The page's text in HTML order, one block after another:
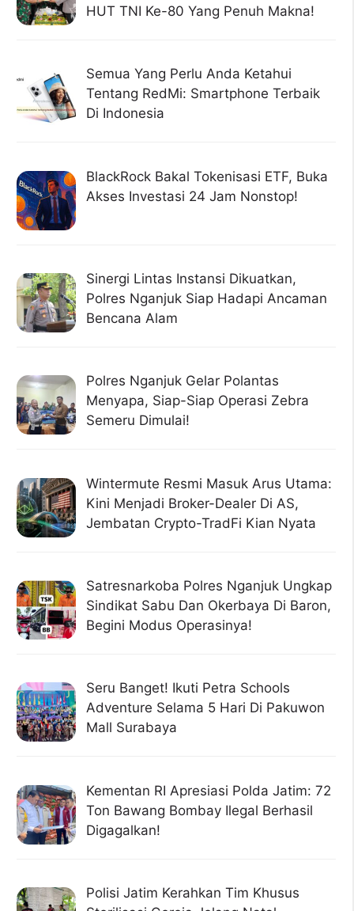
HUT TNI Ke-80 Yang Penuh Makna!
Semua Yang Perlu Anda Ketahui
Tentang RedMi: Smartphone Terbaik
Di Indonesia
BlackRock Bakal Tokenisasi ETF, Buka
Akses Investasi 24 Jam Nonstop!
Sinergi Lintas Instansi Dikuatkan,
Polres Nganjuk Siap Hadapi Ancaman
Bencana Alam
Polres Nganjuk Gelar Polantas
Menyapa, Siap-Siap Operasi Zebra
Semeru Dimulai!
Wintermute Resmi Masuk Arus Utama:
Kini Menjadi Broker-Dealer Di AS,
Jembatan Crypto-TradFi Kian Nyata
Satresnarkoba Polres Nganjuk Ungkap
Sindikat Sabu Dan Okerbaya Di Baron,
Begini Modus Operasinya!
Seru Banget! Ikuti Petra Schools
Adventure Selama 5 Hari Di Pakuwon
Mall Surabaya
Kementan RI Apresiasi Polda Jatim: 72
Ton Bawang Bombay Ilegal Berhasil
Digagalkan!
Polisi Jatim Kerahkan Tim Khusus